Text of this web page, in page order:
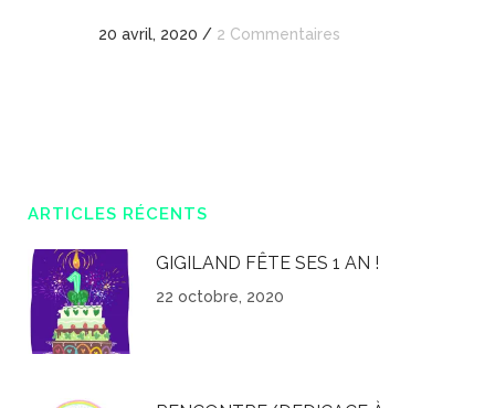
20 avril, 2020 / 2 Commentaires
ARTICLES RÉCENTS
GIGILAND FÊTE SES 1 AN !
22 octobre, 2020